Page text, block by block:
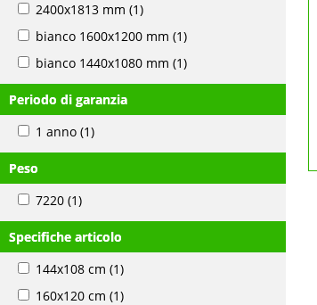
2400x1813 mm (1)
bianco 1600x1200 mm (1)
bianco 1440x1080 mm (1)
Periodo di garanzia
1 anno (1)
Peso
7220 (1)
Specifiche articolo
144x108 cm (1)
160x120 cm (1)